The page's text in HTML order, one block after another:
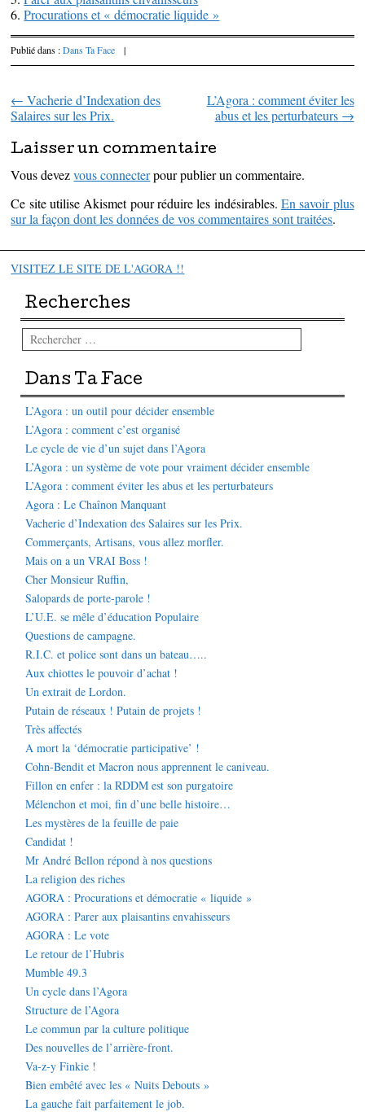
6.Procurations et « démocratie liquide »
Publié dans :Dans Ta Face |
Parcourir les articles
← Vacherie d’Indexation des
Salaires sur les Prix.
L’Agora : comment éviter les
abus et les perturbateurs →
Laisser un commentaire
Vous devezvous connecterpour publier un commentaire.
Ce site utilise Akismet pour réduire les indésirables. En savoir plus
sur la façon dont les données de vos commentaires sont traitées.
VISITEZ LE SITE DE L'AGORA !!
Recherches
Rechercher
Dans Ta Face
L’Agora : un outil pour décider ensemble
L’Agora : comment c’est organisé
Le cycle de vie d’un sujet dans l’Agora
L’Agora : un système de vote pour vraiment décider ensemble
L’Agora : comment éviter les abus et les perturbateurs
Agora : Le Chaînon Manquant
Vacherie d’Indexation des Salaires sur les Prix.
Commerçants, Artisans, vous allez morfler.
Mais on a un VRAI Boss !
Cher Monsieur Ruffin,
Salopards de porte-parole !
L’U.E. se mêle d’éducation Populaire
Questions de campagne.
R.I.C. et police sont dans un bateau…..
Aux chiottes le pouvoir d’achat !
Un extrait de Lordon.
Putain de réseaux ! Putain de projets !
Très affectés
A mort la ‘démocratie participative’ !
Cohn-Bendit et Macron nous apprennent le caniveau.
Fillon en enfer : la RDDM est son purgatoire
Mélenchon et moi, fin d’une belle histoire…
Les mystères de la feuille de paie
Candidat !
Mr André Bellon répond à nos questions
La religion des riches
AGORA : Procurations et démocratie « liquide »
AGORA : Parer aux plaisantins envahisseurs
AGORA : Le vote
Le retour de l’Hubris
Mumble 49.3
Un cycle dans l’Agora
Structure de l’Agora
Le commun par la culture politique
Des nouvelles de l’arrière-front.
Va-z-y Finkie !
Bien embêté avec les « Nuits Debouts »
La gauche fait parfaitement le job.